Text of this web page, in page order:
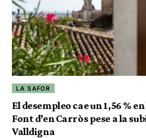
LA SAFOR
El desempleo cae un 1,56 %
Font d’en Carròs pese a la
Valldigna